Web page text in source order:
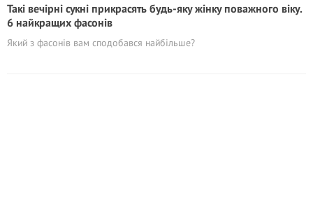
Такі вечірні сукні прикрасять будь-яку жінку поважного віку.
6 найкращих фасонів
Який з фасонів вам сподобався найбільше?